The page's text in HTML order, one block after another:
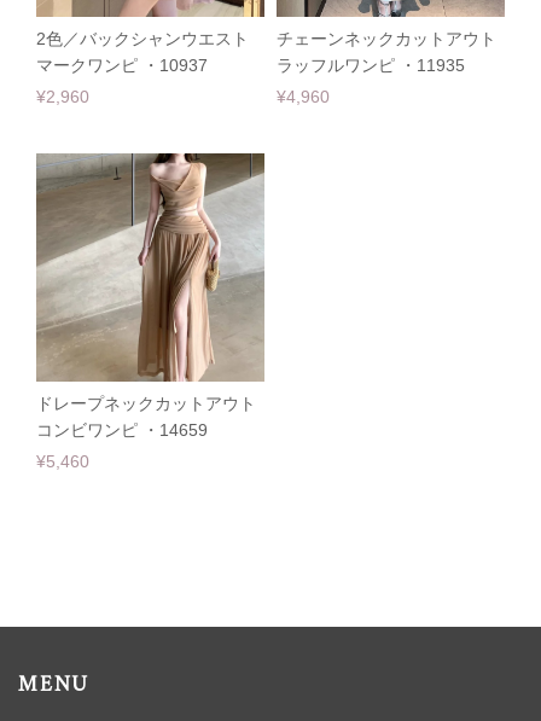
2色／バックシャンウエスト
マークワンピ ・10937
¥2,960
チェーンネックカットアウト
ラッフルワンピ ・11935
¥4,960
ドレープネックカットアウト
コンビワンピ ・14659
¥5,460
MENU